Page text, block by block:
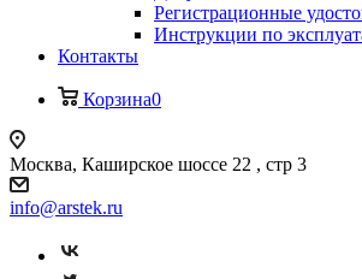
Регистрационные
Инструкции по
Контакты
Корзина0
Москва, Каширское шоссе 22 , стр 3
info@arstek.ru